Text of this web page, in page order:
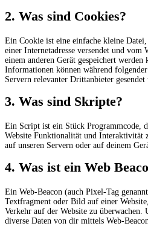
2. Was sind Cookies?
Ein Cookie ist eine einfache kleine
einer Internetadresse versendet und vom
einem anderen Gerät gespeichert
Informationen können während folgender
Servern relevanter Drittanbieter gesendet
3. Was sind Skripte?
Ein Script ist ein Stück Programmcode,
Website Funktionalität und Interaktivität
auf unseren Servern oder auf deinem
4. Was ist ein Web
Ein Web-Beacon (auch Pixel-Tag
Textfragment oder Bild auf einer
Verkehr auf der Website zu überwachen.
diverse Daten von dir mittels Web-